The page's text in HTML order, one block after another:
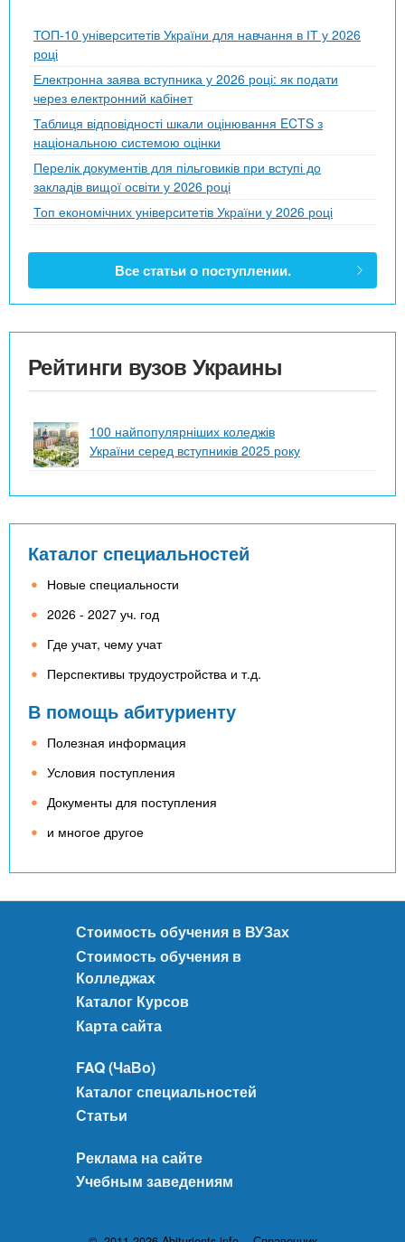
ТОП-10 університетів України для навчання в ІТ у 2026
році
Електронна заява вступника у 2026 році: як подати
через електронний кабінет
Таблиця відповідності шкали оцінювання ECTS з
національною системою оцінки
Перелік документів для пільговиків при вступі до
закладів вищої освіти у 2026 році
Топ економічних університетів України у 2026 році
Все статьи о поступлении.
Рейтинги вузов Украины
100 найпопулярніших коледжів
України серед вступників 2025 року
Каталог специальностей
Новые специальности
2026 - 2027 уч. год
Где учат, чему учат
Перспективы трудоустройства и т.д.
В помощь абитуриенту
Полезная информация
Условия поступления
Документы для поступления
и многое другое
Стоимость обучения в ВУЗах
Стоимость обучения в
Колледжах
Каталог Курсов
Карта сайта
FAQ (ЧаВо)
Каталог специальностей
Статьи
Реклама на сайте
Учебным заведениям